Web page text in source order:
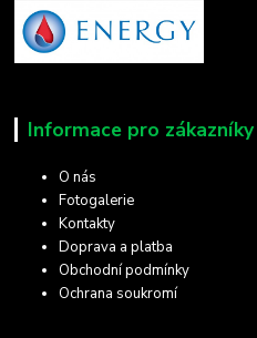
Informace pro zákazníky
O nás
Fotogalerie
Kontakty
Doprava a platba
Obchodní podmínky
Ochrana soukromí